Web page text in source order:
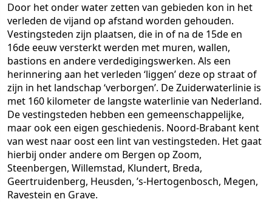
Door het onder water zetten van gebieden kon in het
verleden de vijand op afstand worden gehouden.
Vestingsteden zijn plaatsen, die in of na de 15de en
16de eeuw versterkt werden met muren, wallen,
bastions en andere verdedigingswerken. Als een
herinnering aan het verleden ‘liggen’ deze op straat of
zijn in het landschap ‘verborgen’. De Zuiderwaterlinie is
met 160 kilometer de langste waterlinie van Nederland.
De vestingsteden hebben een gemeenschappelijke,
maar ook een eigen geschiedenis. Noord-Brabant kent
van west naar oost een lint van vestingsteden. Het gaat
hierbij onder andere om Bergen op Zoom,
Steenbergen, Willemstad, Klundert, Breda,
Geertruidenberg, Heusden, ’s-Hertogenbosch, Megen,
Ravestein en Grave.